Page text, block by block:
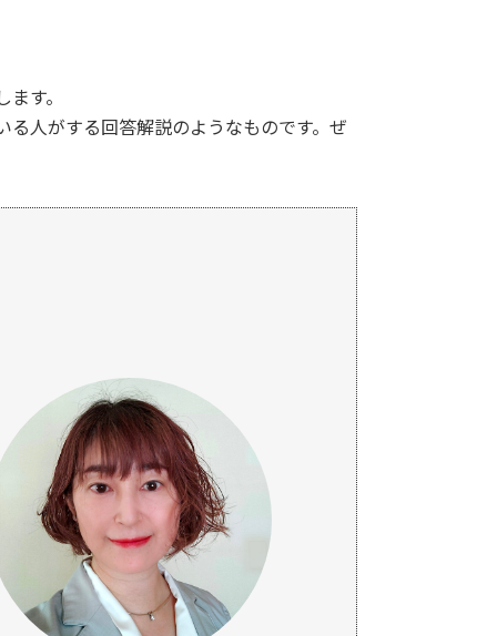
す。
人がする回答解説のようなものです。ぜ